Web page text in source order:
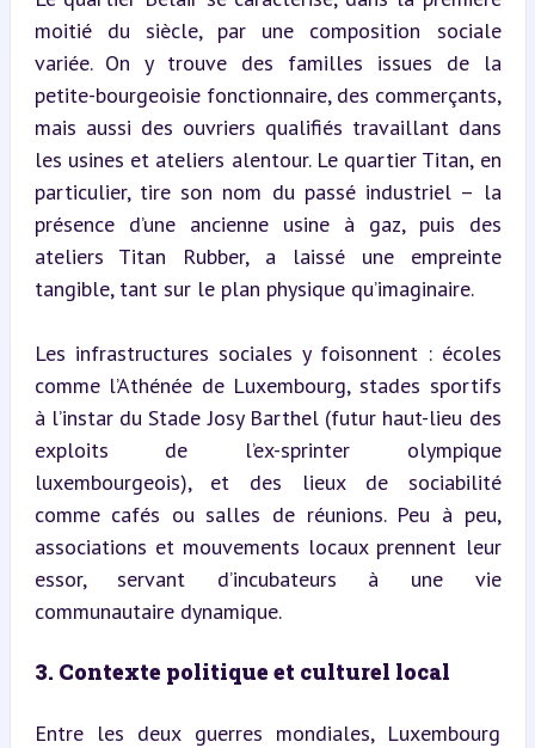
moitié du siècle, par une composition sociale
variée. On y trouve des familles issues de la
petite-bourgeoisie fonctionnaire, des commerçants,
mais aussi des ouvriers qualifiés travaillant dans
les usines et ateliers alentour. Le quartier Titan, en
particulier, tire son nom du passé industriel – la
présence d’une ancienne usine à gaz, puis des
ateliers Titan Rubber, a laissé une empreinte
tangible, tant sur le plan physique qu’imaginaire.
Les infrastructures sociales y foisonnent : écoles
comme l’Athénée de Luxembourg, stades sportifs
à l’instar du Stade Josy Barthel (futur haut-lieu des
exploits de l’ex-sprinter olympique
luxembourgeois), et des lieux de sociabilité
comme cafés ou salles de réunions. Peu à peu,
associations et mouvements locaux prennent leur
essor, servant d’incubateurs à une vie
communautaire dynamique.
3. Contexte politique et culturel local
Entre les deux guerres mondiales, Luxembourg